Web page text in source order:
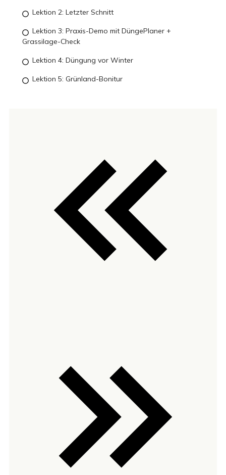
Lektion 2: Letzter Schnitt
Lektion 3: Praxis-Demo mit DüngePlaner +
Grassilage-Check
Lektion 4: Düngung vor Winter
Lektion 5: Grünland-Bonitur